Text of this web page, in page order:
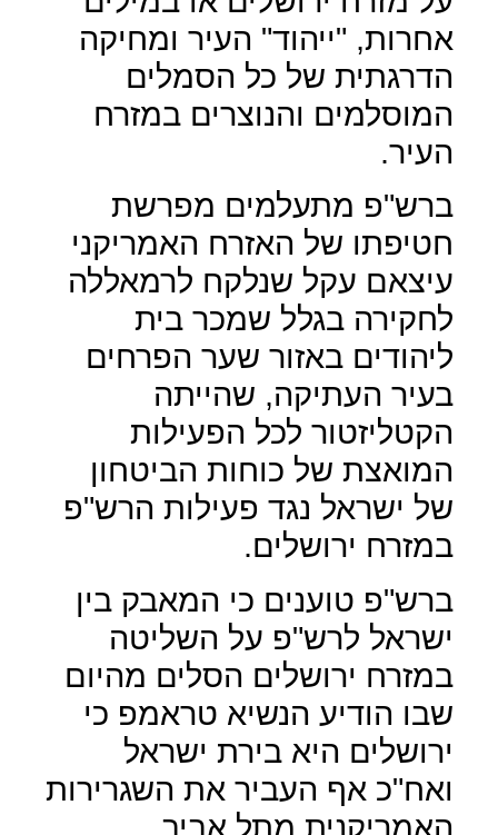
אחרות, "ייהוד" העיר ומחיקה
הדרגתית של כל הסמלים
המוסלמים והנוצרים במזרח
העיר.
ברש"פ מתעלמים מפרשת
חטיפתו של האזרח האמריקני
עיצאם עקל שנלקח לרמאללה
לחקירה בגלל שמכר בית
ליהודים באזור שער הפרחים
בעיר העתיקה, שהייתה
הקטליזטור לכל הפעילות
המואצת של כוחות הביטחון
של ישראל נגד פעילות הרש"פ
במזרח ירושלים.
ברש"פ טוענים כי המאבק בין
ישראל לרש"פ על השליטה
במזרח ירושלים הסלים מהיום
שבו הודיע הנשיא טראמפ כי
ירושלים היא בירת ישראל
ואח"כ אף העביר את השגרירות
האמריקנית מתל אביב